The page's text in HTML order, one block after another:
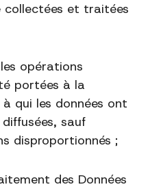
collectées et traitées
opérations
portées à la
qui les données ont
sauf
disproportionnés ;
des Données